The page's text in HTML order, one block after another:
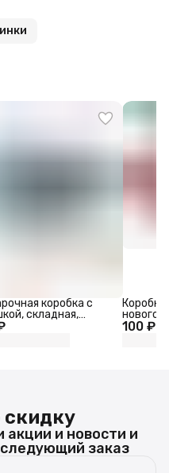
коробка с
складная,
см
100 ₽
Коробка
скидку
и новости и
заказ